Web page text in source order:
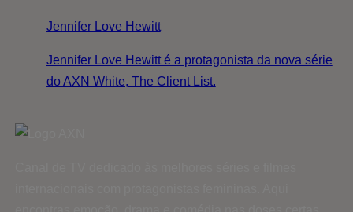
Jennifer Love Hewitt
Jennifer Love Hewitt é a protagonista da nova série
do AXN White, The Client List.